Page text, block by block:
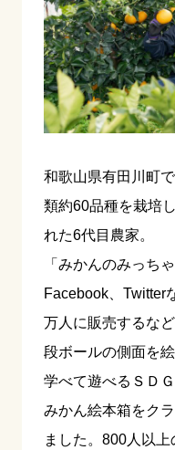
和歌山県有田川町
類約60品種を栽培
れた6代目農家。
「みかんのみっち
Facebook、Twitter
万人に販売するな
段ボールの側面を
学べて遊べるＳＤ
みかん絵本箱をク
ました。800人以